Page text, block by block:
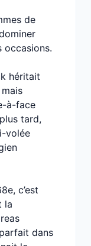
de
occasions.
héritait
à-face
tard,
volée
c’est
la
dans